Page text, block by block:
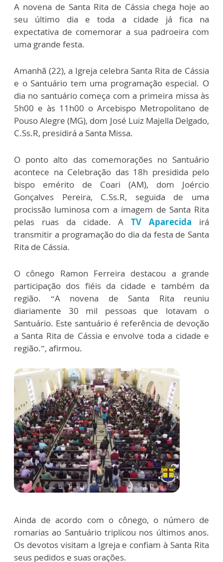
A novena de Santa Rita de Cássia chega hoje ao
seu último dia e toda a cidade já fica na
expectativa de comemorar a sua padroeira com
uma grande festa.
Amanhã (22), a Igreja celebra Santa Rita de Cássia
e o Santuário tem uma programação especial. O
dia no santuário começa com a primeira missa às
5h00 e às 11h00 o Arcebispo Metropolitano de
Pouso Alegre (MG), dom José Luiz Majella Delgado,
C.Ss.R, presidirá a Santa Missa.
O ponto alto das comemorações no Santuário
acontece na Celebração das 18h presidida pelo
bispo emérito de Coari (AM), dom Joércio
Gonçalves Pereira, C.Ss.R, seguida de uma
procissão luminosa com a imagem de Santa Rita
pelas ruas da cidade. ATV Aparecida irá
transmitir a programação do dia da festa de Santa
Rita de Cássia.
O cônego Ramon Ferreira destacou a grande
participação dos fiéis da cidade e também da
região. “A novena de Santa Rita reuniu
diariamente 30 mil pessoas que lotavam o
Santuário. Este santuário é referência de devoção
a Santa Rita de Cássia e envolve toda a cidade e
região.”, afirmou.
Ainda de acordo com o cônego, o número de
romarias ao Santuário triplicou nos últimos anos.
Os devotos visitam a Igreja e confiam à Santa Rita
seus pedidos e suas orações.